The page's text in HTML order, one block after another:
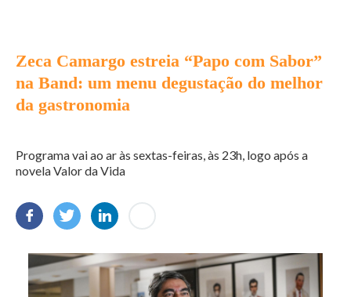
Zeca Camargo estreia “Papo com Sabor”
na Band: um menu degustação do melhor
da gastronomia
Programa vai ao ar às sextas-feiras, às 23h, logo após a
novela Valor da Vida